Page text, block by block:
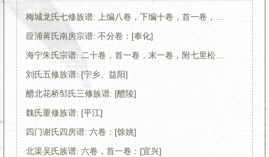
梅城龙氏七修族谱: 上编八卷，下编十卷，首一卷，末一卷：[攸县]
葭浦蒋氏南房宗谱: 不分卷：[奉化]
海宁朱氏宗谱: 二十卷，首一卷，末一卷，附七里松支三卷
刘氏五修族谱: [宁乡、益阳]
醴北花桥邹氏三修族谱: [醴陵]
魏氏重修族谱: [平江]
四门谢氏四房谱: 六卷：[馀姚]
北渠吴氏族谱: 六卷，首一卷：[宜兴]